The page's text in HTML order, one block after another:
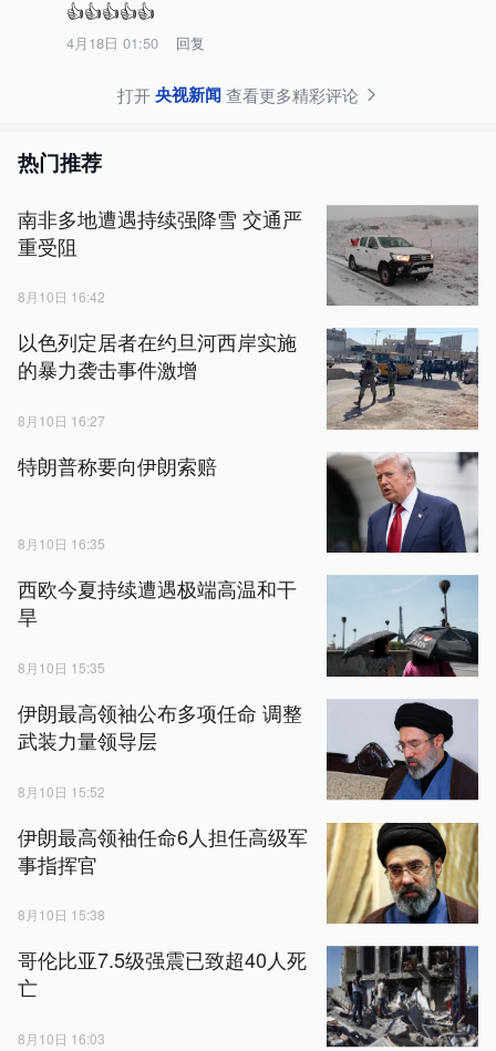
👍👍👍👍👍
4月18日 01:50 回复
打开央视新闻查看更多精彩评论
热门推荐
南非多地遭遇持续强降雪 交通严
重受阻
8月10日 16:42
以色列定居者在约旦河西岸实施
的暴力袭击事件激增
8月10日 16:27
特朗普称要向伊朗索赔
8月10日 16:35
西欧今夏持续遭遇极端高温和干
旱
8月10日 15:35
伊朗最高领袖公布多项任命 调整
武装力量领导层
8月10日 15:52
伊朗最高领袖任命6人担任高级军
事指挥官
8月10日 15:38
哥伦比亚7.5级强震已致超40人死
亡
8月10日 16:03